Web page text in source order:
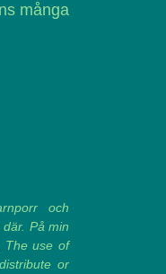
många
och
På min
The use of
or